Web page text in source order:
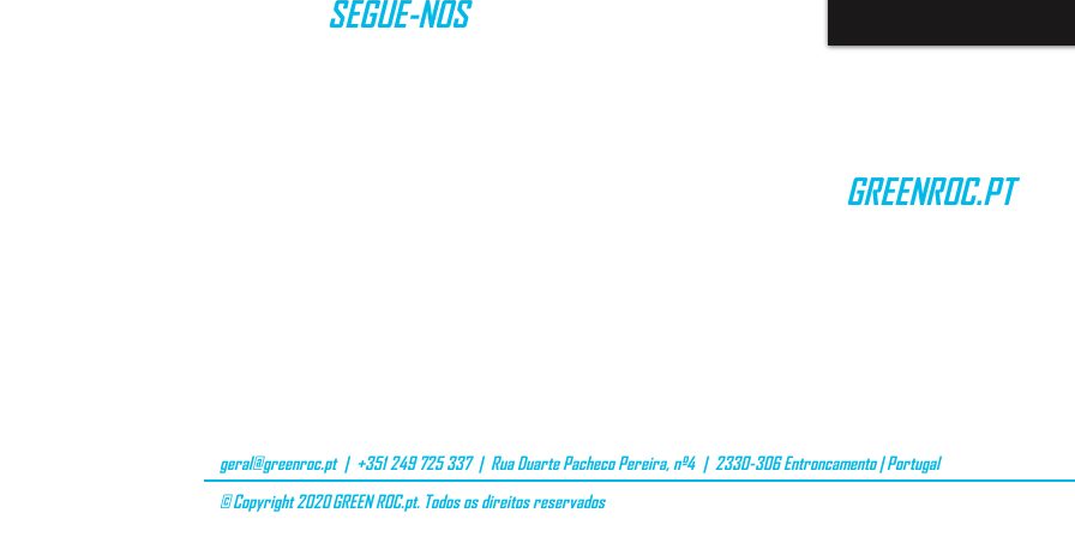
SEGUE-NOS
GREENROC.PT
geral@greenroc.pt| +351 249 725 337 | Rua Duarte Pacheco Pereira, nº4 | 2330-306 Entroncamento | Portugal
© Copyright 2020 GREEN ROC.pt. Todos os direitos reservados